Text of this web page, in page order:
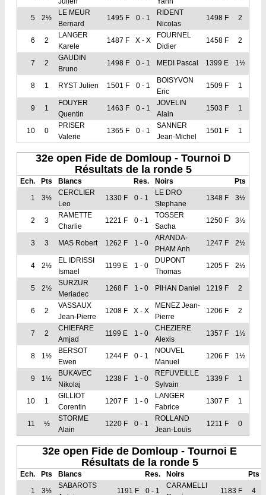
5 2½
LE MEUR
Bernard
1495 F 0 - 1
RIDENT
Nicolas
1498 F 2
6 2
LANGER
Karele
1487 F X - X
FOURNEL
Didier
1458 F 2
7 2
GAUDIN
Bruno
1498 F 0 - 1 MEDI Pascal 1399 E 1½
8 1 RYST Julien 1501 F 0 - 1
BOISYVON
Eric
1509 F 1
9 1
FOUYER
Quentin
1463 F 0 - 1
JOVELIN
Alain
1503 F 1
10 0
PRISER
Valerie
1365 F 0 - 1
SANNER
Jean-Michel
1501 F 1
32e open Fide de Domloup - Tournoi D
Résultats de la ronde 5
Ech. Pts Blancs Res. Noirs
Pts
1
3½
CERCLIER
Leo
1330 F 0 - 1
LE DRO
Stephane
1348 F 3½
2 3
RAMETTE
Charlie
1221 F 0 - 1
TOSSER
Sacha
1250 F 3½
3 3 MAS Robert 1262 F 1 - 0
ARANDA-
PHAM Anh
1247 F 2½
4 2½
EL IDRISSI
Ismael
1199 E 1 - 0
DUPONT
Thomas
1205 F 2½
5 2½
SURZUR
Meriadec
1268 F 1 - 0 PIHAN Daniel 1219 F 2
6 2
VASSAUX
Jean-Pierre
1208 F X - X
MENEZ Jean-
Pierre
1206 F 2
7 2
CHIEFARE
Amjad
1199 E 1 - 0
CHEZIERE
Alexis
1357 F 1½
8 1½
BERSOT
Ewen
1244 F 0 - 1
NOUVEL
Manuel
1206 F 1½
9 1½
BUKAVEC
Nikolaj
1238 F 1 - 0
REFUVEILLE
Sylvain
1339 F 1
10 1
GILLIOT
Corentin
1207 F 1 - 0
LANGER
Fabrice
1307 F 1
11 ½
STORME
Alain
1220 F 0 - 1
ROLLAND
Jean-Louis
1211 F 0
32e open Fide de Domloup - Tournoi E
Résultats de la ronde 5
Ech. Pts Blancs Res. Noirs
Pts
1
3½
SABAROTS
1191 F 0 - 1
CARAMELLI
1183 F 4